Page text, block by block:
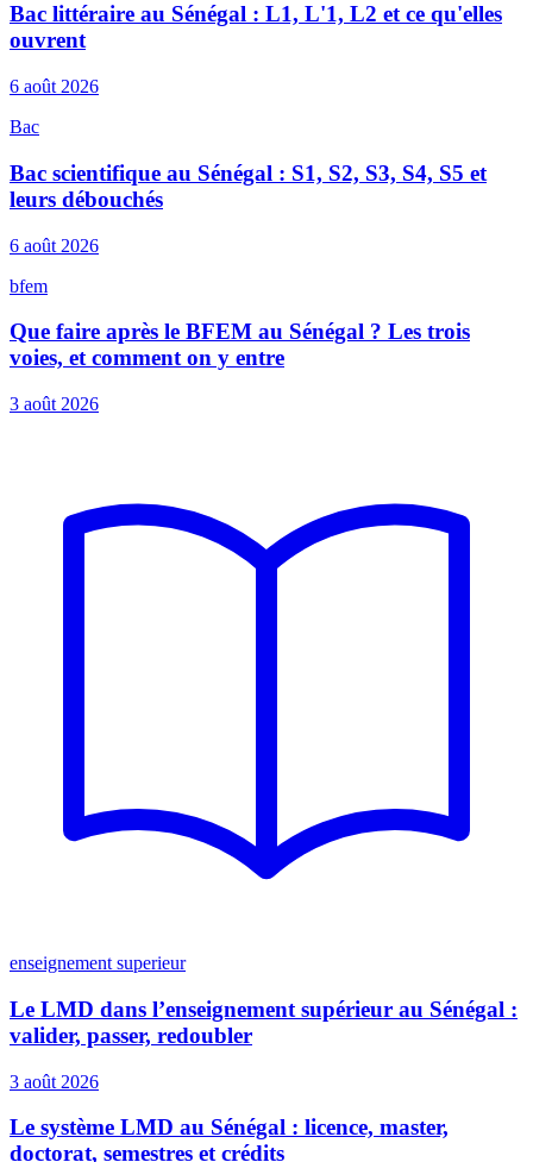
Bac littéraire au Sénégal : L1, L'1, L2 et ce qu'elles
ouvrent
6 août 2026
Bac
Bac scientifique au Sénégal : S1, S2, S3, S4, S5 et
leurs débouchés
6 août 2026
bfem
Que faire après le BFEM au Sénégal ? Les trois
voies, et comment on y entre
3 août 2026
enseignement superieur
Le LMD dans l’enseignement supérieur au Sénégal :
valider, passer, redoubler
3 août 2026
Le système LMD au Sénégal : licence, master,
doctorat, semestres et crédits